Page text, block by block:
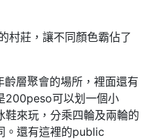
村莊，讓不同顏色霸佔了
齡層聚會的場所，裡面還有
200peso可以划一個小
鞋來玩，分乘四輪及兩輪的
。還有這裡的public